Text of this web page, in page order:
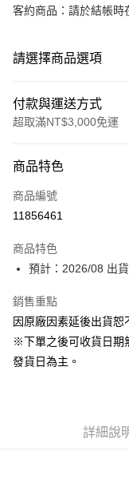
客約商品：請於結帳時
請選擇商品選項
付款與運送方式
超取滿NT$3,000免運
超商取貨付款
Apple Pay
運送方式
預購-全家取貨付款(舊)
每筆NT$90，滿
每筆NT$90，滿
商品特色
商品編號
11856461
商品特色
預計：2026/08 出貨
銷售重點
因原廠因素延後出貨恕
※下單之後可收貨日期
發貨日為主。
詳細說